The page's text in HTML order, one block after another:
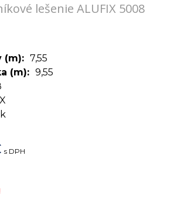
lešenie ALUFIX 5008
(m)
7,55
(m)
9,55
s DPH